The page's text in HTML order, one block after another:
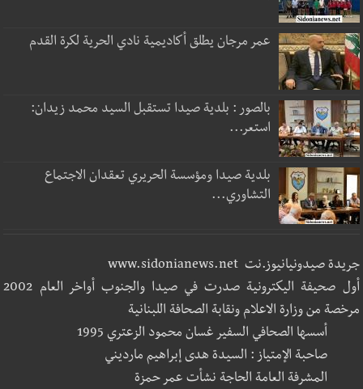
عمر مرجان يطلق أكاديمية نادي الحرية لكرة القدم
بالصور : بلدية صيدا تستقبل السيد محمد زيدان:
استعر...
بلدية صيدا ومؤسسة الحريري تعقدان الاجتماع
التشاوري...
جريدة صيدونيانيوز.نت www.sidonianews.net
أول صحيفة اليكترونية صدرت في صيدا والجنوب أواخر العام 2002
مرخصة من وزارة الاعلام ونقابة الصحافة اللبنانية
أسسها الصحافي السفير غسان محمود الزعتري 1995
صاحبة الإمتياز : السيدة هدى إبراهيم مارديني
المشرفة العامة الحاجة نشأت عمر حمزة